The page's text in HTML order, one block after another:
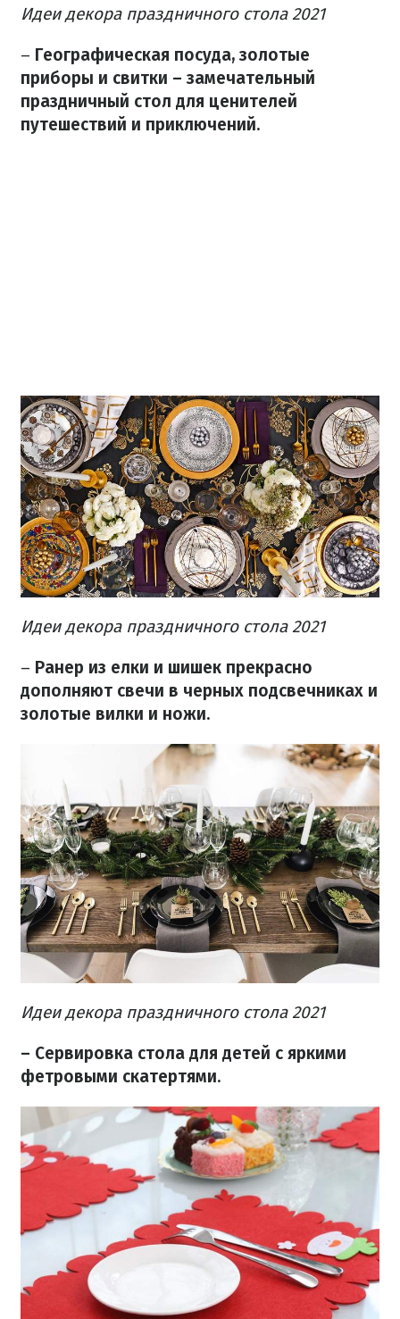
Идеи декора праздничного стола 2021
– Географическая посуда, золотые
приборы и свитки – замечательный
праздничный стол для ценителей
путешествий и приключений.
Идеи декора праздничного стола 2021
– Ранер из елки и шишек прекрасно
дополняют свечи в черных подсвечниках и
золотые вилки и ножи.
Идеи декора праздничного стола 2021
– Сервировка стола для детей с яркими
фетровыми скатертями​.